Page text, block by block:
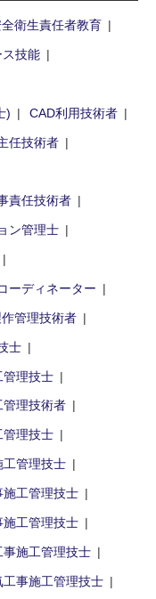
衛生責任者教育
技能
)
CAD利用技術者
任技術者
責任技術者
ン管理士
ーディネーター
管理技術者
士
理技士
理技術者
理技士
管理技士
工管理技士
工管理技士
施工管理技士
工事施工管理技士